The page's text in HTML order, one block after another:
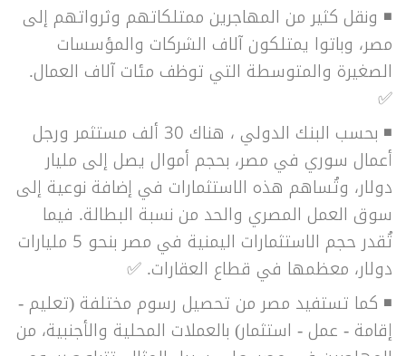
◾ ونقل كثير من المهاجرين ممتلكاتهم وثرواتهم إلى
مصر، وباتوا يمتلكون آلاف الشركات والمؤسسات
الصغيرة والمتوسطة التي توظف مئات آلاف العمال.
✅
◾ بحسب البنك الدولي ، هناك 30 ألف مستثمر ورجل
أعمال سوري في مصر، بحجم أموال يصل إلى مليار
دولار، وتُساهم هذه الاستثمارات في إضافة نوعية إلى
سوق العمل المصري والحد من نسبة البطالة. فيما
تُقدر حجم الاستثمارات اليمنية في مصر بنحو 5 مليارات
دولار، معظمها في قطاع العقارات. ✅
◾ كما تستفيد مصر من تحصيل رسوم مختلفة (تعليم -
إقامة - عمل - استثمار) بالعملات المحلية والأجنبية، من